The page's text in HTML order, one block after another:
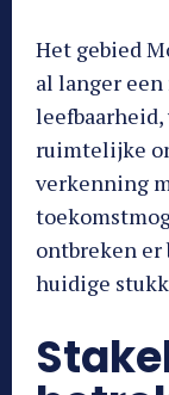
Het gebied
al langer
ruimtelijke
verkenning
ontbreken
huidige